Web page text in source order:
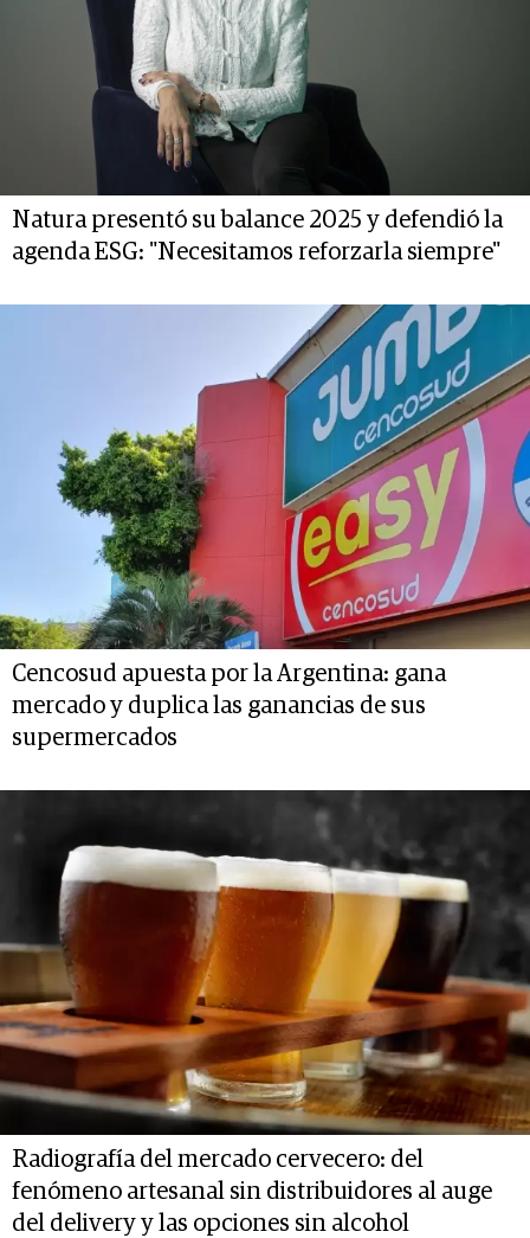
Natura presentó su balance 2025 y defendió la
agenda ESG: "Necesitamos reforzarla siempre"
Cencosud apuesta por la Argentina: gana
mercado y duplica las ganancias de sus
supermercados
Radiografía del mercado cervecero: del
fenómeno artesanal sin distribuidores al auge
del delivery y las opciones sin alcohol